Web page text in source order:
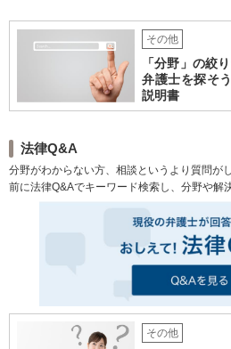
まに、不安を和
解決策を提供し
寧」【無料相談
備】【英語対応
その他
「分野」の絞
弁護士を探そ
説明書
法律Q&A
分野がわからない方、相談というより質問が
前に法律Q&Aでキーワード検索し、分野や解
その他